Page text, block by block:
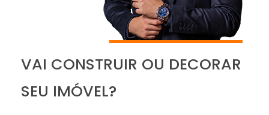
VAI CONSTRUIR OU DECORAR
SEU IMÓVEL?